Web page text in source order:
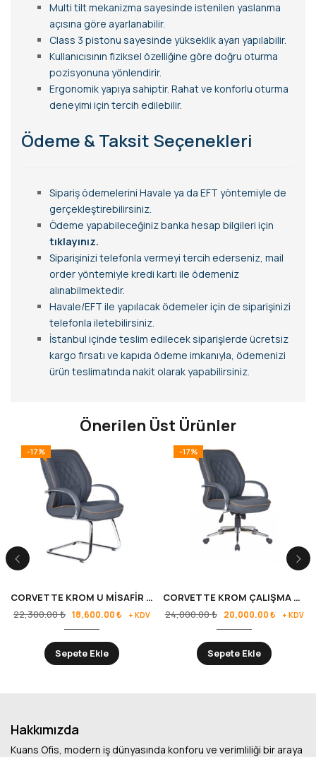
Multi tilt mekanizma sayesinde istenilen yaslanma
açısına göre ayarlanabilir.
Class 3 pistonu sayesinde yükseklik ayarı yapılabilir.
Kullanıcısının fiziksel özelliğine göre doğru oturma
pozisyonuna yönlendirir.
Ergonomik yapıya sahiptir. Rahat ve konforlu oturma
deneyimi için tercih edilebilir.
Ödeme & Taksit Seçenekleri
Sipariş ödemelerini Havale ya da EFT yöntemiyle de
gerçekleştirebilirsiniz.
Ödeme yapabileceğiniz banka hesap bilgileri için
tıklayınız.
Siparişinizi telefonla vermeyi tercih ederseniz, mail
order yöntemiyle kredi kartı ile ödemeniz
alınabilmektedir.
Havale/EFT ile yapılacak ödemeler için de siparişinizi
telefonla iletebilirsiniz.
İstanbul içinde teslim edilecek siparişlerde ücretsiz
kargo fırsatı ve kapıda ödeme imkanıyla, ödemenizi
ürün teslimatında nakit olarak yapabilirsiniz.
Önerilen Üst Ürünler
-17%
CORVETTE KROM U MİSAFİR KOLTUĞU
22,300.00₺ 18,600.00₺ + KDV
Sepete Ekle
-17%
CORVETTE KROM ÇALIŞMA KOLTUĞU
24,000.00₺ 20,000.00₺ + KDV
Sepete Ekle
Hakkımızda
Kuans Ofis, modern iş dünyasında konforu ve verimliliği bir araya